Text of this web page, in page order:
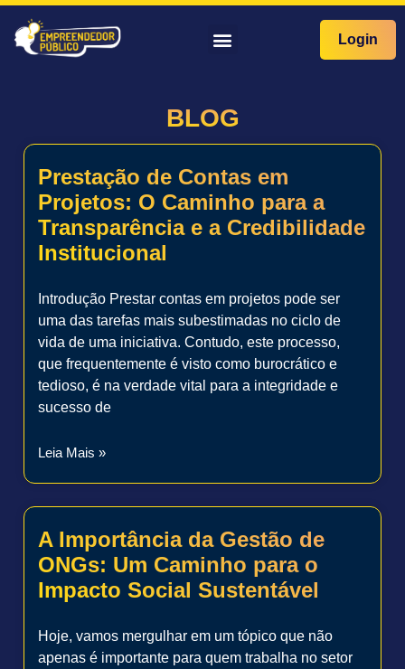
Login
BLOG
Prestação de Contas em
Projetos: O Caminho para a
Transparência e a Credibilidade
Institucional
Introdução Prestar contas em projetos pode ser
uma das tarefas mais subestimadas no ciclo de
vida de uma iniciativa. Contudo, este processo,
que frequentemente é visto como burocrático e
tedioso, é na verdade vital para a integridade e
sucesso de
Leia Mais »
A Importância da Gestão de
ONGs: Um Caminho para o
Impacto Social Sustentável
Hoje, vamos mergulhar em um tópico que não
apenas é importante para quem trabalha no setor